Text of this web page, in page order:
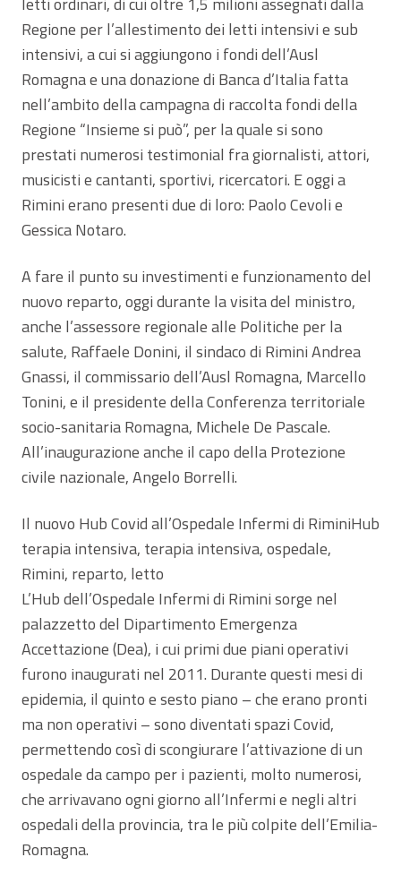
Regione per l’allestimento dei letti intensivi e sub
intensivi, a cui si aggiungono i fondi dell’Ausl
Romagna e una donazione di Banca d’Italia fatta
nell’ambito della campagna di raccolta fondi della
Regione “Insieme si può”, per la quale si sono
prestati numerosi testimonial fra giornalisti, attori,
musicisti e cantanti, sportivi, ricercatori. E oggi a
Rimini erano presenti due di loro: Paolo Cevoli e
Gessica Notaro.
A fare il punto su investimenti e funzionamento del
nuovo reparto, oggi durante la visita del ministro,
anche l’assessore regionale alle Politiche per la
salute, Raffaele Donini, il sindaco di Rimini Andrea
Gnassi, il commissario dell’Ausl Romagna, Marcello
Tonini, e il presidente della Conferenza territoriale
socio-sanitaria Romagna, Michele De Pascale.
All’inaugurazione anche il capo della Protezione
civile nazionale, Angelo Borrelli.
Il nuovo Hub Covid all’Ospedale Infermi di RiminiHub
terapia intensiva, terapia intensiva, ospedale,
Rimini, reparto, letto
L’Hub dell’Ospedale Infermi di Rimini sorge nel
palazzetto del Dipartimento Emergenza
Accettazione (Dea), i cui primi due piani operativi
furono inaugurati nel 2011. Durante questi mesi di
epidemia, il quinto e sesto piano – che erano pronti
ma non operativi – sono diventati spazi Covid,
permettendo così di scongiurare l’attivazione di un
ospedale da campo per i pazienti, molto numerosi,
che arrivavano ogni giorno all’Infermi e negli altri
ospedali della provincia, tra le più colpite dell’Emilia-
Romagna.